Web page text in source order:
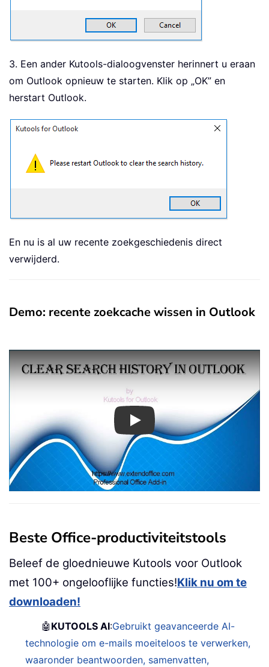
3. Een ander Kutools-dialoogvenster herinnert u eraan
om Outlook opnieuw te starten. Klik op „OK” en
herstart Outlook.
En nu is al uw recente zoekgeschiedenis direct
verwijderd.
Demo: recente zoekcache wissen in Outlook
Play
Beste Office-productiviteitstools
Beleef de gloednieuwe Kutools voor Outlook
met 100+ ongelooflijke functies!Klik nu om te
downloaden!
🤖 KUTOOLS AI:Gebruikt geavanceerde AI-
technologie om e-mails moeiteloos te verwerken,
waaronder beantwoorden, samenvatten,